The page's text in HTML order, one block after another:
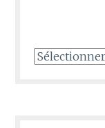
Archives